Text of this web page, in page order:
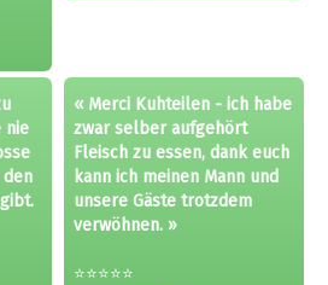
nie
« Merci Kuhteilen - ich habe
zwar selber aufgehört
Fleisch zu essen, dank euch
kann ich meinen Mann und
unsere Gäste trotzdem
verwöhnen. »
⭐⭐⭐⭐⭐